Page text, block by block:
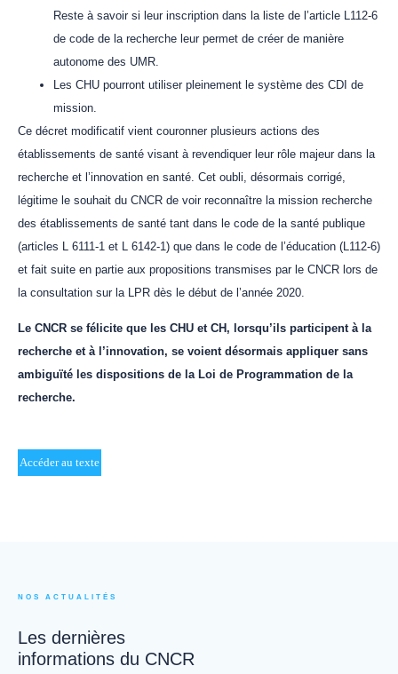
Reste à savoir si leur inscription dans la liste de l’article L112-6
de code de la recherche leur permet de créer de manière
autonome des UMR.
Les CHU pourront utiliser pleinement le système des CDI de
mission.
Ce décret modificatif vient couronner plusieurs actions des
établissements de santé visant à revendiquer leur rôle majeur dans la
recherche et l’innovation en santé. Cet oubli, désormais corrigé,
légitime le souhait du CNCR de voir reconnaître la mission recherche
des établissements de santé tant dans le code de la santé publique
(articles L 6111-1 et L 6142-1) que dans le code de l’éducation (L112-6)
et fait suite en partie aux propositions transmises par le CNCR lors de
la consultation sur la LPR dès le début de l’année 2020.
Le CNCR se félicite que les CHU et CH, lorsqu’ils participent à la
recherche et à l’innovation, se voient désormais appliquer sans
ambiguïté les dispositions de la Loi de Programmation de la
recherche.
Accéder au texte
NOS ACTUALITÉS
Les dernières
informations du CNCR